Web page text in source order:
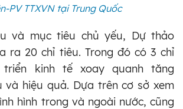
PV TTXVN tại Trung Quốc
và mục tiêu chủ yếu, Dự thảo
ra 20 chỉ tiêu. Trong đó có 3 chỉ
kinh tế xoay quanh tăng
và hiệu quả. Dựa trên cơ sở xem
hình trong và ngoài nước, cũng